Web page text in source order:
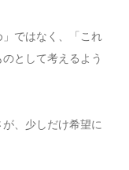
ではなく、「これ
として考えるよう
、少しだけ希望に